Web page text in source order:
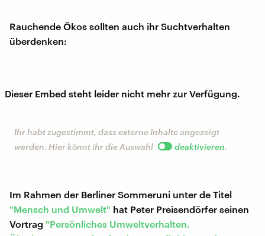
Rauchende Ökos sollten auch ihr Suchtverhalten
überdenken:
Dieser Embed steht leider nicht mehr zur Verfügung.
Ihr habt zugestimmt, dass externe Inhalte angezeigt
werden. Hier könnt ihr die Auswahl
deaktivieren.
Im Rahmen der Berliner Sommeruni unter de Titel
"Mensch und Umwelt" hat Peter Preisendörfer seinen
Vortrag "Persönliches Umweltverhalten.